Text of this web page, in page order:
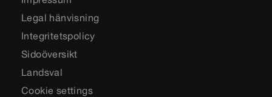
Legal hänvisning
Integritetspolicy
Sidoöversikt
Landsval
Cookie settings